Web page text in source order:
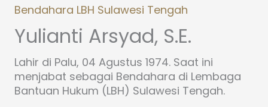
Bendahara LBH Sulawesi Tengah
Yulianti Arsyad, S.E.
Lahir di Palu, 04 Agustus 1974. Saat ini
menjabat sebagai Bendahara di Lembaga
Bantuan Hukum (LBH) Sulawesi Tengah.